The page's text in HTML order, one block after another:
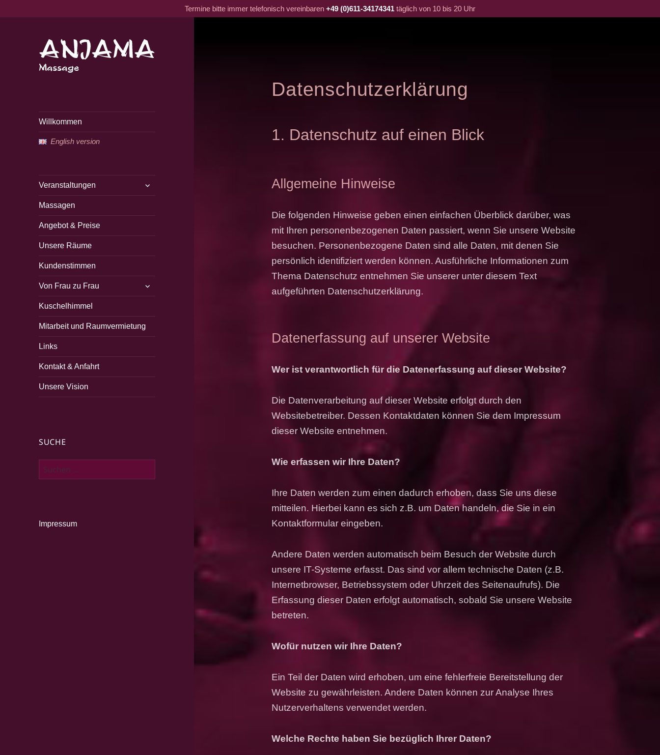
Termine bitte immer telefonisch vereinbaren +49 (0)611-34174341 täglich von 10 bis 20 Uhr
Willkommen
English version
Veranstaltungen
untermenü
öffnen
Massagen
Angebot & Preise
Unsere Räume
Kundenstimmen
Von Frau zu Frau
untermenü
öffnen
Kuschelhimmel
Mitarbeit und Raumvermietung
Links
Kontakt & Anfahrt
Unsere Vision
SUCHE
Suche
Impressum
Datenschutzerklärung
1. Datenschutz auf einen Blick
Allgemeine Hinweise
Die folgenden Hinweise geben einen einfachen Überblick darüber, was
mit Ihren personenbezogenen Daten passiert, wenn Sie unsere Website
besuchen. Personenbezogene Daten sind alle Daten, mit denen Sie
persönlich identifiziert werden können. Ausführliche Informationen zum
Thema Datenschutz entnehmen Sie unserer unter diesem Text
aufgeführten Datenschutzerklärung.
Datenerfassung auf unserer Website
Wer ist verantwortlich für die Datenerfassung auf dieser Website?
Die Datenverarbeitung auf dieser Website erfolgt durch den
Websitebetreiber. Dessen Kontaktdaten können Sie dem Impressum
dieser Website entnehmen.
Wie erfassen wir Ihre Daten?
Ihre Daten werden zum einen dadurch erhoben, dass Sie uns diese
mitteilen. Hierbei kann es sich z.B. um Daten handeln, die Sie in ein
Kontaktformular eingeben.
Andere Daten werden automatisch beim Besuch der Website durch
unsere IT-Systeme erfasst. Das sind vor allem technische Daten (z.B.
Internetbrowser, Betriebssystem oder Uhrzeit des Seitenaufrufs). Die
Erfassung dieser Daten erfolgt automatisch, sobald Sie unsere Website
betreten.
Wofür nutzen wir Ihre Daten?
Ein Teil der Daten wird erhoben, um eine fehlerfreie Bereitstellung der
Website zu gewährleisten. Andere Daten können zur Analyse Ihres
Nutzerverhaltens verwendet werden.
Welche Rechte haben Sie bezüglich Ihrer Daten?